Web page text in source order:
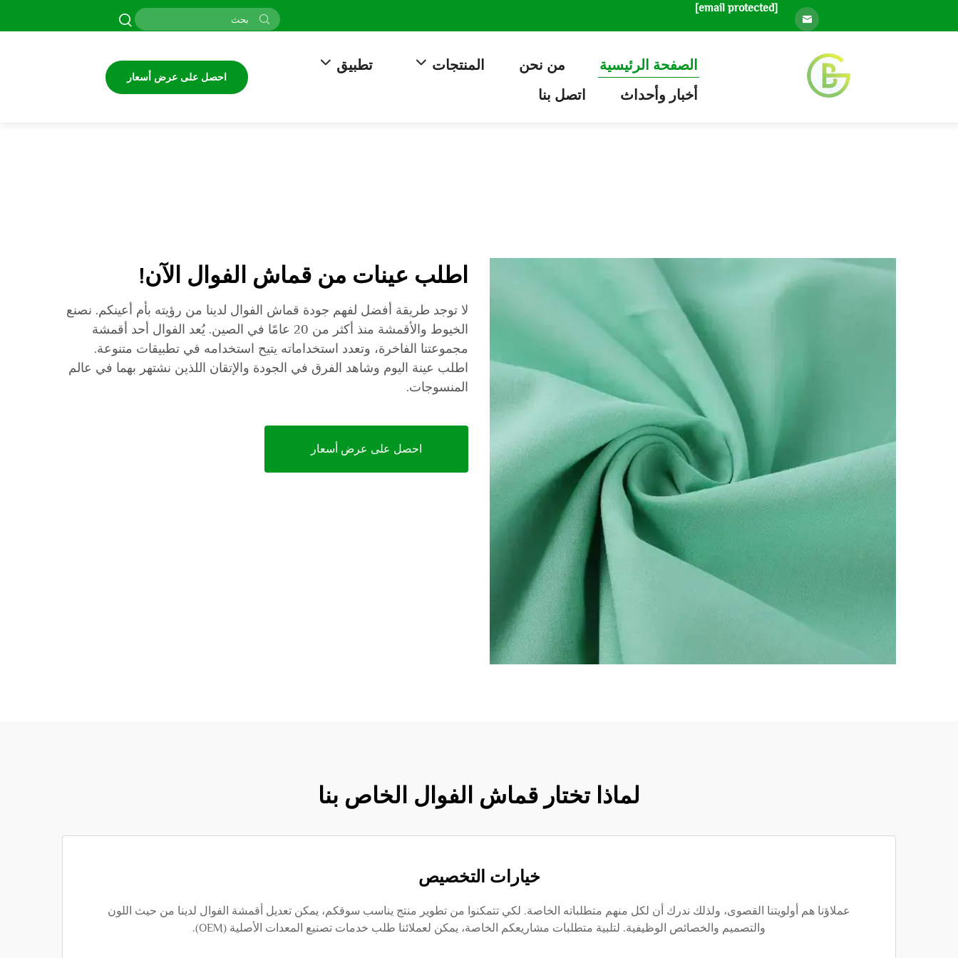
[email protected]
الصفحة الرئيسية من نحن المنتجات
تطبيق
أخبار وأحداث
اتصل بنا
احصل على عرض أسعار
اطلب عينات من قماش الفوال الآن!
لا توجد طريقة أفضل لفهم جودة قماش الفوال لدينا من رؤيته بأم أعينكم. نصنع
الخيوط والأقمشة منذ أكثر من 20 عامًا في الصين. يُعد الفوال أحد أقمشة
مجموعتنا الفاخرة، وتعدد استخداماته يتيح استخدامه في تطبيقات متنوعة.
اطلب عينة اليوم وشاهد الفرق في الجودة والإتقان اللذين نشتهر بهما في عالم
المنسوجات.
احصل على عرض أسعار
لماذا تختار قماش الفوال الخاص بنا
خيارات التخصيص
عملاؤنا هم أولويتنا القصوى، ولذلك ندرك أن لكل منهم متطلباته الخاصة. لكي تتمكنوا من تطوير منتج يناسب سوقكم، يمكن تعديل أقمشة الفوال لدينا من حيث اللون
والتصميم والخصائص الوظيفية. لتلبية متطلبات مشاريعكم الخاصة، يمكن لعملائنا طلب خدمات تصنيع المعدات الأصلية (OEM).